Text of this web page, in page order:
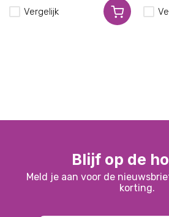
Vergelijk
Blijf op de
Meld je aan voor de
korting.